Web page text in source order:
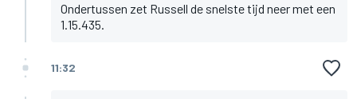
Ondertussen zet Russell de snelste tijd neer met een
1.15.435.
11:32